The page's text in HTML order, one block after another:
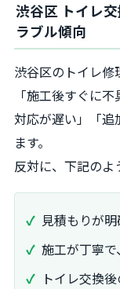
渋谷区 トイレ
ラブル傾向
渋谷区のトイレ修
「施工後すぐに
対応が遅い」「追
ます。
反対に、下記のよ
見積もりが
施工が丁寧
トイレ交換